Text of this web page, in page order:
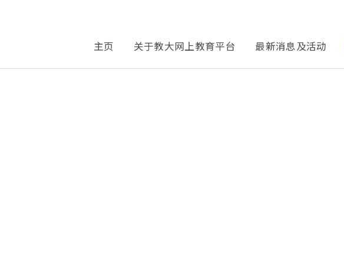
主页
关于教大网上教育平台 最新消息及活动